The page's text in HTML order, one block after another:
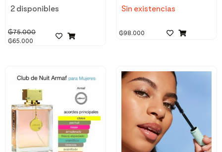
2 disponibles
₲75.000
₲65.000
Sin existencias
₲98.000